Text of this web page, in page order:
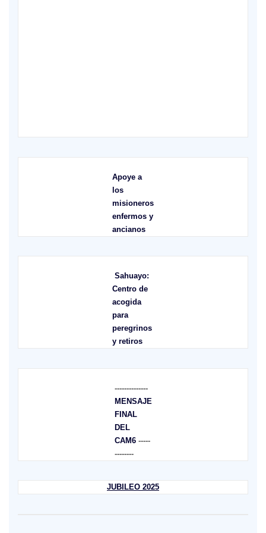
Apoye a
los
misioneros
enfermos y
ancianos
Sahuayo:
Centro de
acogida
para
peregrinos
y retiros
--------------
MENSAJE
FINAL
DEL
CAM6-----
--------
JUBILEO 2025